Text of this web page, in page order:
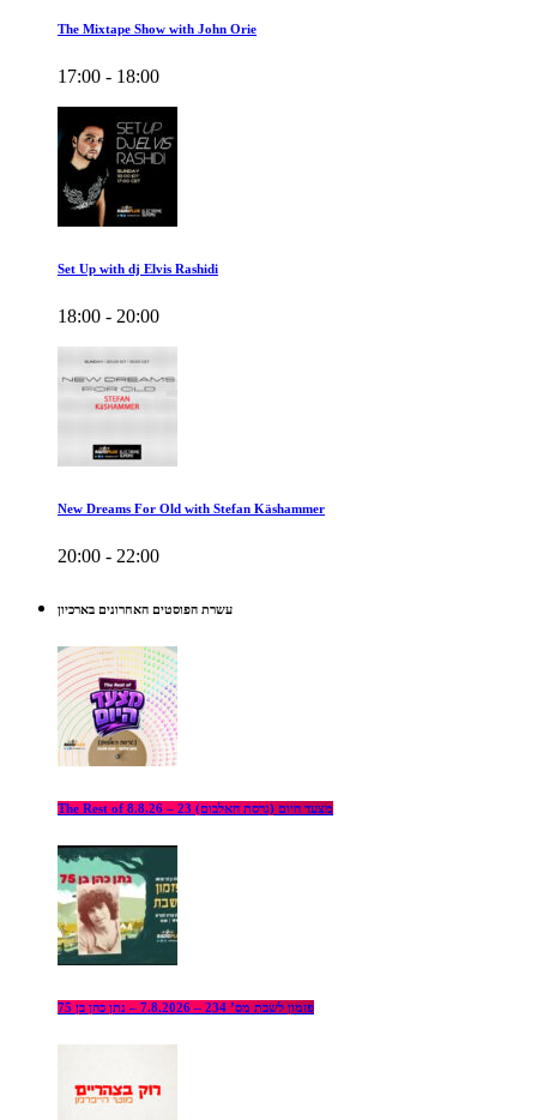
The Mixtape Show with John Orie
17:00 - 18:00
Set Up with dj Elvis Rashidi
18:00 - 20:00
New Dreams For Old with Stefan Käshammer
20:00 - 22:00
עשרת הפוסטים האחרונים בארכיון
The Rest of מצעד היום (גרסת האלבום) 23 – 8.8.26
פזמון לשבת מס’ 234 – 7.8.2026 – נתן כהן בן 75